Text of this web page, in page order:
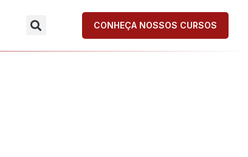
CONHEÇA NOSSOS CURSOS